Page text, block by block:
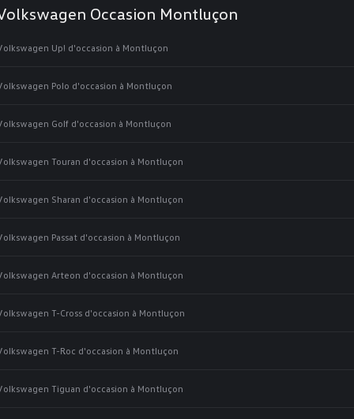
Occasion Montluçon
Up! d'occasion à Montluçon
Polo d'occasion à Montluçon
Golf d'occasion à Montluçon
Touran d'occasion à Montluçon
Sharan d'occasion à Montluçon
Passat d'occasion à Montluçon
Arteon d'occasion à Montluçon
T-Cross d'occasion à Montluçon
T-Roc d'occasion à Montluçon
Tiguan d'occasion à Montluçon